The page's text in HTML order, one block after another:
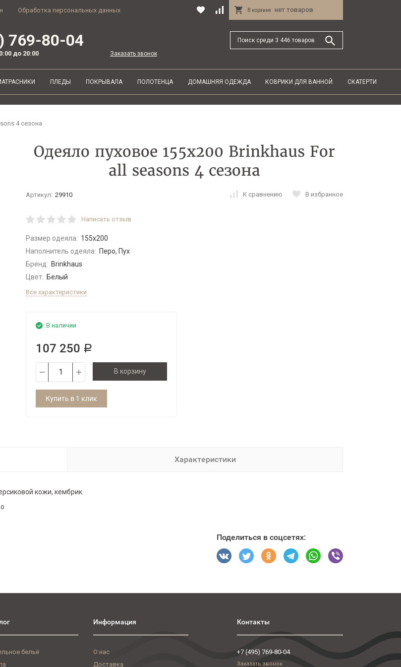
Обработка персональных данных В корзине нет товаров
769-80-04
до 20:00 Заказать звонок
ПЛЕДЫ ПОКРЫВАЛА ПОЛОТЕНЦА ДОМАШНЯЯ ОДЕЖДА КОВРИКИ ДЛЯ ВАННОЙ СКАТЕРТИ
4 сезона
Одеяло пуховое 155х200 Brinkhaus For
all seasons 4 сезона
Артикул: 29910 К сравнению В избранное
Написать отзыв
Размер одеяла: 155x200
Наполнитель одеяла: Перо, Пух
Бренд: Brinkhaus
Цвет: Белый
Все характеристики
В наличии
107 250 Р
В корзину
Купить в 1 клик
Характеристики
кожи, кембрик
Поделиться в соцсетях:
бельё
Информация
О нас
Доставка
Контакты
+7 (495) 769-80-04
Заказать звонок